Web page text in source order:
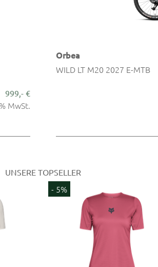
999,- €
MwSt.
Orbea
WILD LT M20 2027 E-MTB
UNSERE TOPSELLER
- 8%